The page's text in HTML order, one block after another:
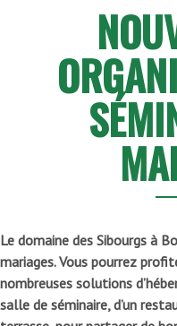
Le domaine des Sibourgs à
mariages. Vous pourrez
nombreuses solutions
salle de séminaire, d’un